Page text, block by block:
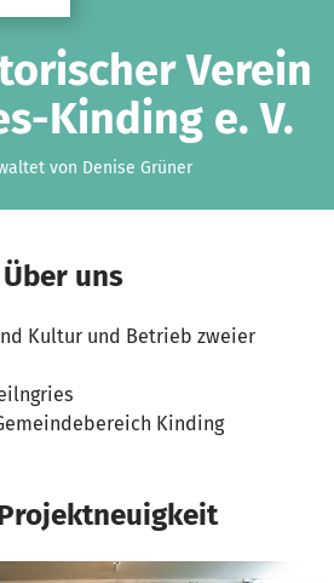
Verein
Kinding e. V.
von Denise Grüner
Über uns
Kultur und Betrieb zweier
Kinding